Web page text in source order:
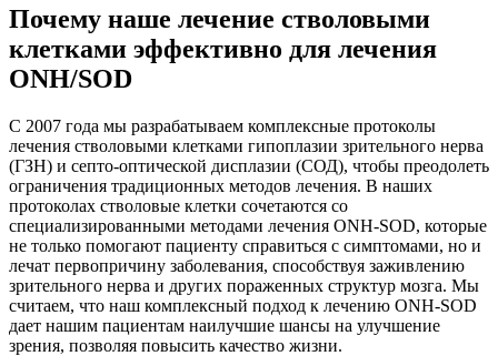
Почему наше лечение стволовыми
клетками эффективно для лечения
ONH/SOD
С 2007 года мы разрабатываем комплексные протоколы
лечения стволовыми клетками гипоплазии зрительного нерва
(ГЗН) и септо-оптической дисплазии (СОД), чтобы преодолеть
ограничения традиционных методов лечения. В наших
протоколах стволовые клетки сочетаются со
специализированными методами лечения ONH-SOD, которые
не только помогают пациенту справиться с симптомами, но и
лечат первопричину заболевания, способствуя заживлению
зрительного нерва и других пораженных структур мозга. Мы
считаем, что наш комплексный подход к лечению ONH-SOD
дает нашим пациентам наилучшие шансы на улучшение
зрения, позволяя повысить качество жизни.